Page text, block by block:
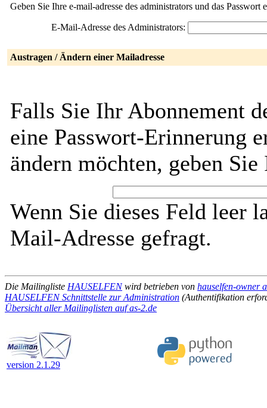
Geben Sie Ihre e-mail-adresse des administrators und das
E-Mail-Adresse des Administrators:
Austragen / Ändern einer Mailadresse
Falls Sie Ihr Abonnement
eine Passwort-Erinnerung
ändern möchten, geben
Wenn Sie dieses Feld leer
Mail-Adresse gefragt.
Die Mailingliste HAUSELFENwird betrieben von hauselfen-owner
HAUSELFEN Schnittstelle zur Administration (Authentifikation
Übersicht aller Mailinglisten auf as-2.de
version 2.1.29